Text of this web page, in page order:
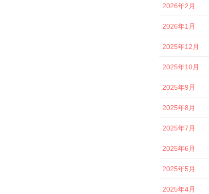
2026年2月
2026年1月
2025年12月
2025年10月
2025年9月
2025年8月
2025年7月
2025年6月
2025年5月
2025年4月